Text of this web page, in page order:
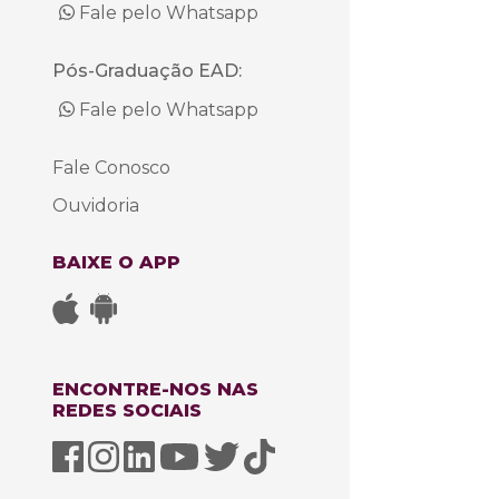
Fale pelo Whatsapp
Pós-Graduação EAD:
Fale pelo Whatsapp
Fale Conosco
Ouvidoria
BAIXE O APP
ENCONTRE-NOS NAS
REDES SOCIAIS